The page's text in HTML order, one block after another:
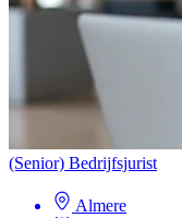
(Senior) Bedrijfsjurist
Almere